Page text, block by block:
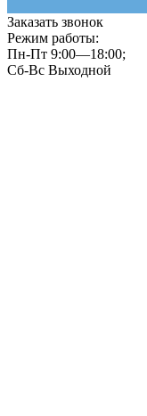
Заказать звонок
Режим работы:
Пн-Пт 9:00—18:00;
Сб-Вс Выходной